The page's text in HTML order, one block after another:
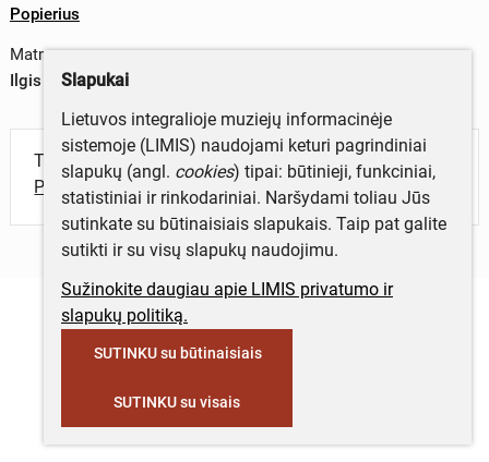
Popierius
Matmenys
Ilgis x plotis – 110 x 77 mm
Turite daugiau informacijos apie objektą?
Parašykite mums!
Slapukai
Lietuvos integralioje muziejų informacinėje
sistemoje (LIMIS) naudojami keturi pagrindiniai
slapukų (angl. cookies) tipai: būtinieji, funkciniai,
statistiniai ir rinkodariniai. Naršydami toliau Jūs
sutinkate su būtinaisiais slapukais. Taip pat galite
sutikti ir su visų slapukų naudojimu.
Sužinokite daugiau apie LIMIS privatumo ir
slapukų politiką.
SUTINKU su būtinaisiais
SUTINKU su visais